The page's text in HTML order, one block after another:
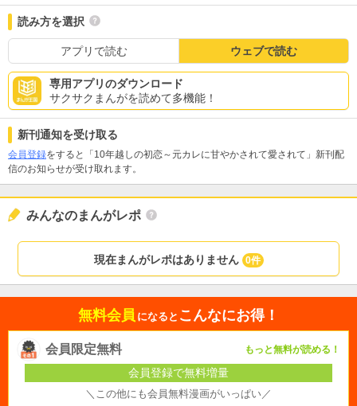
読み方を選択
アプリで読む ウェブで読む
専用アプリのダウンロード
サクサクまんがを読めて多機能！
新刊通知を受け取る
会員登録をすると「10年越しの初恋～元カレに甘やかされて愛されて」新刊配
信のお知らせが受け取れます。
みんなのまんがレポ
現在まんがレポはありません 0件
無料会員 になると こんなにお得！
会員限定無料 もっと無料が読める！
会員登録で無料増量
＼この他にも会員無料漫画がいっぱい／